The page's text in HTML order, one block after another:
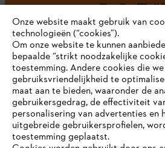
Bedrijf
Onze website maakt gebruik van
technologieën (“cookies”).
Om onze website te kunnen
bepaalde “strikt noodzakelijke
toestemming. Andere cookies die
gebruiksvriendelijkheid te
maat aan te bieden, waaronder de
gebruikersgedrag, de effectiviteit
personalisering van advertenties en
uitgebreide gebruikersprofielen,
toestemming geplaatst.